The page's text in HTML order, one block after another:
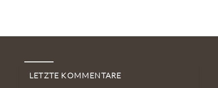
Neueste Kommentare
LETZTE KOMMENTARE